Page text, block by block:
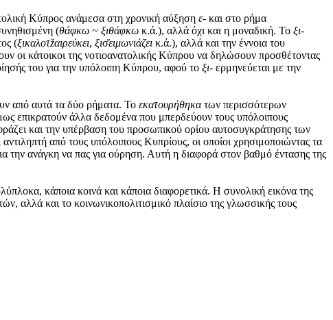
Κύπρος ανάμεσα στη χρονική αύξηση ε- και στο ρήμα
(θάφκω ~ ξιθάφκω κ.ά.), αλλά όχι και η μοναδική. Το ξι-
(ξικαλοτžαιρεύκει, ξισ̆ειμωνιάζει κ.ά.), αλλά και την έννοια του
οι κάτοικοι της νοτιοανατολικής Κύπρου να δηλώσουν προσθέτοντας
του για την υπόλοιπη Κύπρου, αφού το ξι- ερμηνεύεται με την
από αυτά τα δύο ρήματα. Το εκατουρήθηκατων περισσότερων
επικρατούν άλλα δεδομένα που μπερδεύουν τους υπόλοιπους
και την υπέρβαση του προσωπικού ορίου αυτοσυγκράτησης των
από τους υπόλοιπους Κυπρίους, οι οποίοι χρησιμοποιώντας τα
την ανάγκη να πας για ούρηση. Αυτή η διαφορά στον βαθμό έντασης της
κάποια κοινά και κάποια διαφορετικά. Η συνολική εικόνα της
αλλά και το κοινωνικοπολιτισμικό πλαίσιο της γλωσσικής τους